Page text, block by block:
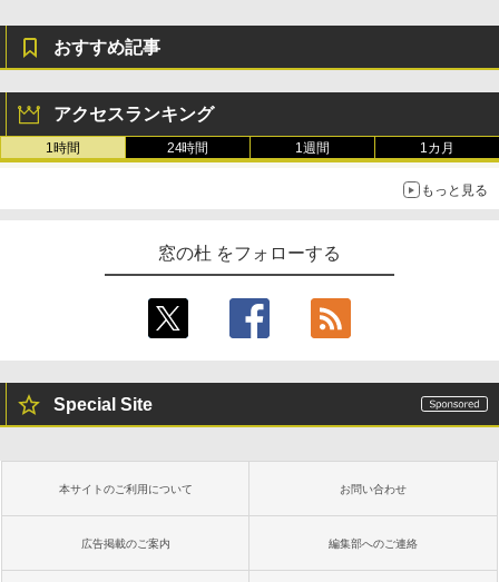
おすすめ記事
アクセスランキング
1時間 24時間 1週間 1カ月
もっと見る
窓の杜 をフォローする
Special Site
本サイトのご利用について お問い合わせ
広告掲載のご案内 編集部へのご連絡